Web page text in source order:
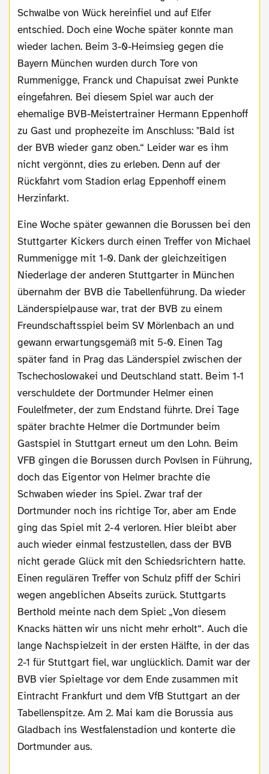
Schwalbe von Wück hereinfiel und auf Elfer
entschied. Doch eine Woche später konnte man
wieder lachen. Beim 3-0-Heimsieg gegen die
Bayern München wurden durch Tore von
Rummenigge, Franck und Chapuisat zwei Punkte
eingefahren. Bei diesem Spiel war auch der
ehemalige BVB-Meistertrainer Hermann Eppenhoff
zu Gast und prophezeite im Anschluss: "Bald ist
der BVB wieder ganz oben.“ Leider war es ihm
nicht vergönnt, dies zu erleben. Denn auf der
Rückfahrt vom Stadion erlag Eppenhoff einem
Herzinfarkt.
Eine Woche später gewannen die Borussen bei den
Stuttgarter Kickers durch einen Treffer von Michael
Rummenigge mit 1-0. Dank der gleichzeitigen
Niederlage der anderen Stuttgarter in München
übernahm der BVB die Tabellenführung. Da wieder
Länderspielpause war, trat der BVB zu einem
Freundschaftsspiel beim SV Mörlenbach an und
gewann erwartungsgemäß mit 5-0. Einen Tag
später fand in Prag das Länderspiel zwischen der
Tschechoslowakei und Deutschland statt. Beim 1-1
verschuldete der Dortmunder Helmer einen
Foulelfmeter, der zum Endstand führte. Drei Tage
später brachte Helmer die Dortmunder beim
Gastspiel in Stuttgart erneut um den Lohn. Beim
VFB gingen die Borussen durch Povlsen in Führung,
doch das Eigentor von Helmer brachte die
Schwaben wieder ins Spiel. Zwar traf der
Dortmunder noch ins richtige Tor, aber am Ende
ging das Spiel mit 2-4 verloren. Hier bleibt aber
auch wieder einmal festzustellen, dass der BVB
nicht gerade Glück mit den Schiedsrichtern hatte.
Einen regulären Treffer von Schulz pfiff der Schiri
wegen angeblichen Abseits zurück. Stuttgarts
Berthold meinte nach dem Spiel: „Von diesem
Knacks hätten wir uns nicht mehr erholt“. Auch die
lange Nachspielzeit in der ersten Hälfte, in der das
2-1 für Stuttgart fiel, war unglücklich. Damit war der
BVB vier Spieltage vor dem Ende zusammen mit
Eintracht Frankfurt und dem VfB Stuttgart an der
Tabellenspitze. Am 2. Mai kam die Borussia aus
Gladbach ins Westfalenstadion und konterte die
Dortmunder aus.